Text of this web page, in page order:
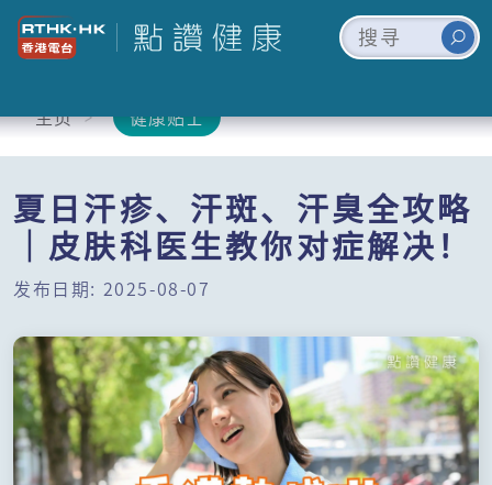
主页 健康贴士
夏日汗疹、汗斑、汗臭全攻略
｜皮肤科医生教你对症解决！
发布日期: 2025-08-07